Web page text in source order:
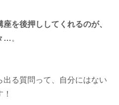
座を後押ししてくれるのが、
…。
る質問って、自分にはない